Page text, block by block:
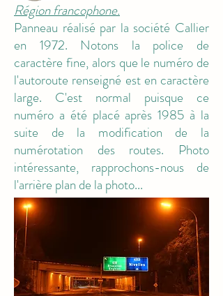
Région francophone.
Panneau réalisé par la société Callier
en 1972. Notons la police de
caractère fine, alors que le numéro de
l'autoroute renseigné est en caractère
large. C'est normal puisque ce
numéro a été placé après 1985 à la
suite de la modification de la
numérotation des routes. Photo
intéressante, rapprochons-nous de
l'arrière plan de la photo...